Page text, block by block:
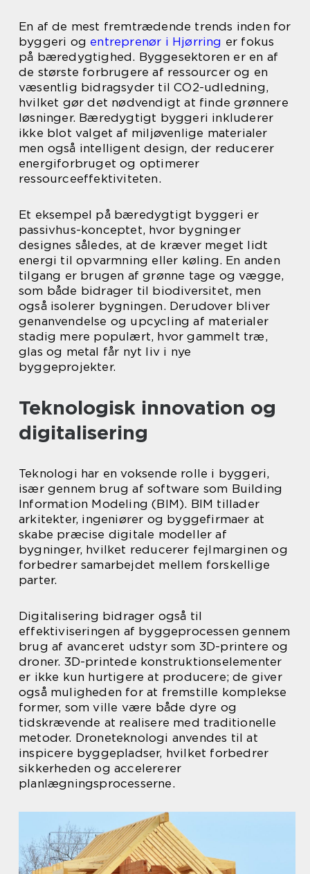
En af de mest fremtrædende trends inden for
byggeri og entreprenør i Hjørring er fokus
på bæredygtighed. Byggesektoren er en af
de største forbrugere af ressourcer og en
væsentlig bidragsyder til CO2-udledning,
hvilket gør det nødvendigt at finde grønnere
løsninger. Bæredygtigt byggeri inkluderer
ikke blot valget af miljøvenlige materialer
men også intelligent design, der reducerer
energiforbruget og optimerer
ressourceeffektiviteten.
Et eksempel på bæredygtigt byggeri er
passivhus-konceptet, hvor bygninger
designes således, at de kræver meget lidt
energi til opvarmning eller køling. En anden
tilgang er brugen af grønne tage og vægge,
som både bidrager til biodiversitet, men
også isolerer bygningen. Derudover bliver
genanvendelse og upcycling af materialer
stadig mere populært, hvor gammelt træ,
glas og metal får nyt liv i nye
byggeprojekter.
Teknologisk innovation og
digitalisering
Teknologi har en voksende rolle i byggeri,
især gennem brug af software som Building
Information Modeling (BIM). BIM tillader
arkitekter, ingeniører og byggefirmaer at
skabe præcise digitale modeller af
bygninger, hvilket reducerer fejlmarginen og
forbedrer samarbejdet mellem forskellige
parter.
Digitalisering bidrager også til
effektiviseringen af byggeprocessen gennem
brug af avanceret udstyr som 3D-printere og
droner. 3D-printede konstruktionselementer
er ikke kun hurtigere at producere; de giver
også muligheden for at fremstille komplekse
former, som ville være både dyre og
tidskrævende at realisere med traditionelle
metoder. Droneteknologi anvendes til at
inspicere byggepladser, hvilket forbedrer
sikkerheden og accelererer
planlægningsprocesserne.